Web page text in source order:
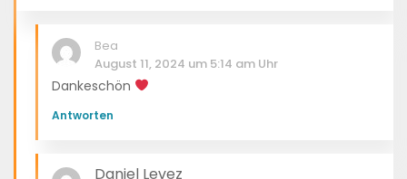
Bea
August 11, 2024 um 5:14 am Uhr
Dankeschön
Antworten
Daniel Levez